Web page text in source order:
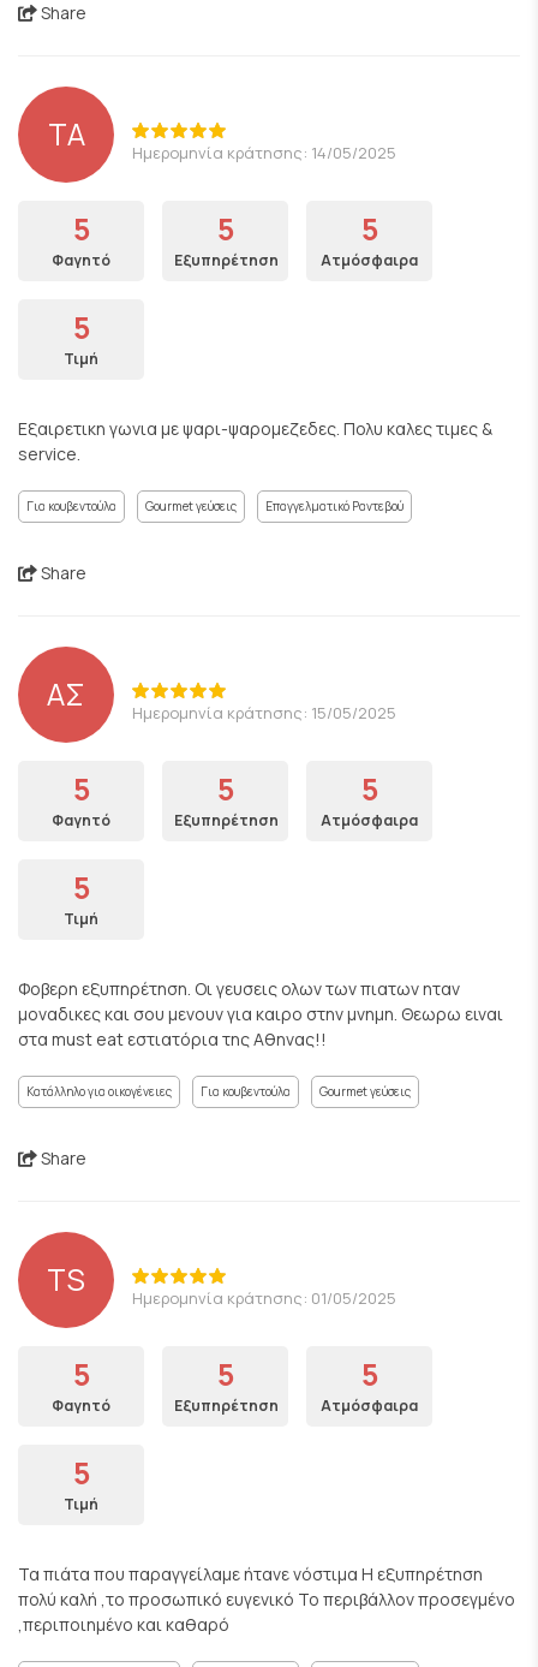
Share
TA Ημερομηνία κράτησης: 14/05/2025
5
Φαγητό
5
Εξυπηρέτηση
5
Ατμόσφαιρα
5
Τιμή
Εξαιρετικη γωνια με ψαρι-ψαρομεζεδες. Πολυ καλες τιμες &
service.
Για κουβεντούλα Gourmet γεύσεις Επαγγελματικό Ραντεβού
Share
ΑΣ Ημερομηνία κράτησης: 15/05/2025
5
Φαγητό
5
Εξυπηρέτηση
5
Ατμόσφαιρα
5
Τιμή
Φοβερη εξυπηρέτηση. Οι γευσεις ολων των πιατων ηταν
μοναδικες και σου μενουν για καιρο στην μνημη. Θεωρω ειναι
στα must eat εστιατόρια της Αθηνας!!
Κατάλληλο για οικογένειες Για κουβεντούλα Gourmet γεύσεις
Share
TS Ημερομηνία κράτησης: 01/05/2025
5
Φαγητό
5
Εξυπηρέτηση
5
Ατμόσφαιρα
5
Τιμή
Τα πιάτα που παραγγείλαμε ήτανε νόστιμα Η εξυπηρέτηση
πολύ καλή ,το προσωπικό ευγενικό Το περιβάλλον προσεγμένο
,περιποιημένο και καθαρό